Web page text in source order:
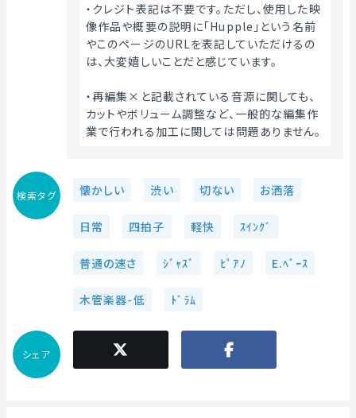
・クレジト表記は不要です。ただし、使用した映
像作品や概要の説明に「Hupple」という名前
やこのページのURLを表記していただけるの
は、大変嬉しいことだと感じています。
・再編集×と記載されている音源に関しても、
カットやボリューム調整など、一般的な編集作
検索タグ 懐かしい 渋い 切ない お洒落
日常 四拍子 軽快 ｽｲﾝｸﾞ
普通の速さ ｼﾞｬｽﾞ ﾋﾟｱﾉ E.ﾍﾞｰｽ
木管楽器-低 ﾄﾞﾗﾑ
シェア